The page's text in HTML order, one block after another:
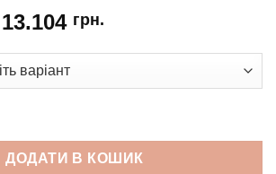
13.104 грн.
D.Grey кількість
ДОДАТИ В КОШИК